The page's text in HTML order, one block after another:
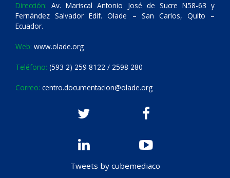
Dirección: Av. Mariscal Antonio José de Sucre N58-63 y
Fernández Salvador Edif. Olade – San Carlos, Quito –
Ecuador.
Web: www.olade.org
Teléfono: (593 2) 259 8122 / 2598 280
Correo: centro.documentacion@olade.org
Tweets by cubemediaco